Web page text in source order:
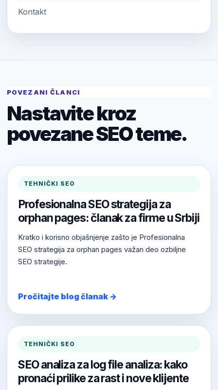
Kontakt
POVEZANI ČLANCI
Nastavite kroz
povezane SEO teme.
TEHNIČKI SEO
Profesionalna SEO strategija za
orphan pages: članak za firme u Srbiji
Kratko i korisno objašnjenje zašto je Profesionalna
SEO strategija za orphan pages važan deo ozbiljne
SEO strategije.
Pročitajte blog članak →
TEHNIČKI SEO
SEO analiza za log file analiza: kako
pronaći prilike za rast i nove klijente